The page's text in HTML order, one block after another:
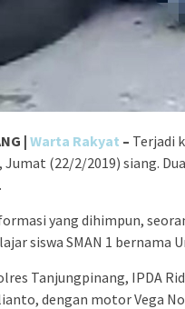
| Warta Rakyat – Terjadi
(22/2/2019) siang.
yang dihimpun,
siswa SMAN 1 bernama
Tanjungpinang, IPDA
dengan motor Vega